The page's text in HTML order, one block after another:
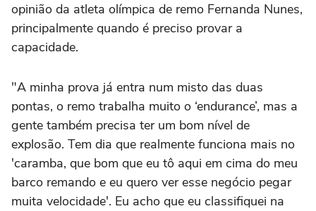
opinião da atleta olímpica de remo Fernanda Nunes,
principalmente quando é preciso provar a
capacidade.
"A minha prova já entra num misto das duas
pontas, o remo trabalha muito o ‘endurance’, mas a
gente também precisa ter um bom nível de
explosão. Tem dia que realmente funciona mais no
'caramba, que bom que eu tô aqui em cima do meu
barco remando e eu quero ver esse negócio pegar
muita velocidade'. Eu acho que eu classifiquei na